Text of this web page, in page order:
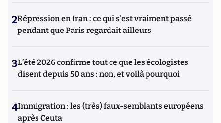
2Répression en Iran : ce qui s'est vraiment passé
pendant que Paris regardait ailleurs
3L’été 2026 confirme tout ce que les écologistes
disent depuis 50 ans : non, et voilà pourquoi
4Immigration : les (très) faux-semblants européens
après Ceuta